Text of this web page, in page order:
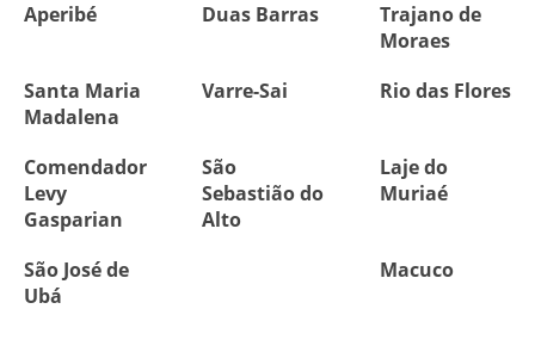
Aperibé Duas Barras
Trajano de
Moraes
Santa Maria
Madalena
Varre-Sai Rio das Flores
Comendador
Levy
Gasparian
São
Sebastião do
Alto
Laje do
Muriaé
São José de
Ubá
Macuco